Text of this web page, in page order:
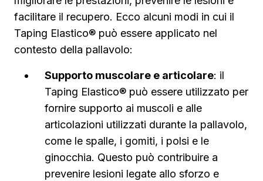
facilitare il recupero. Ecco alcuni modi in cui il
Taping Elastico® può essere applicato nel
contesto della pallavolo:
Supporto muscolare e articolare: il
Taping Elastico® può essere utilizzato per
fornire supporto ai muscoli e alle
articolazioni utilizzati durante la pallavolo,
come le spalle, i gomiti, i polsi e le
ginocchia. Questo può contribuire a
prevenire lesioni legate allo sforzo e